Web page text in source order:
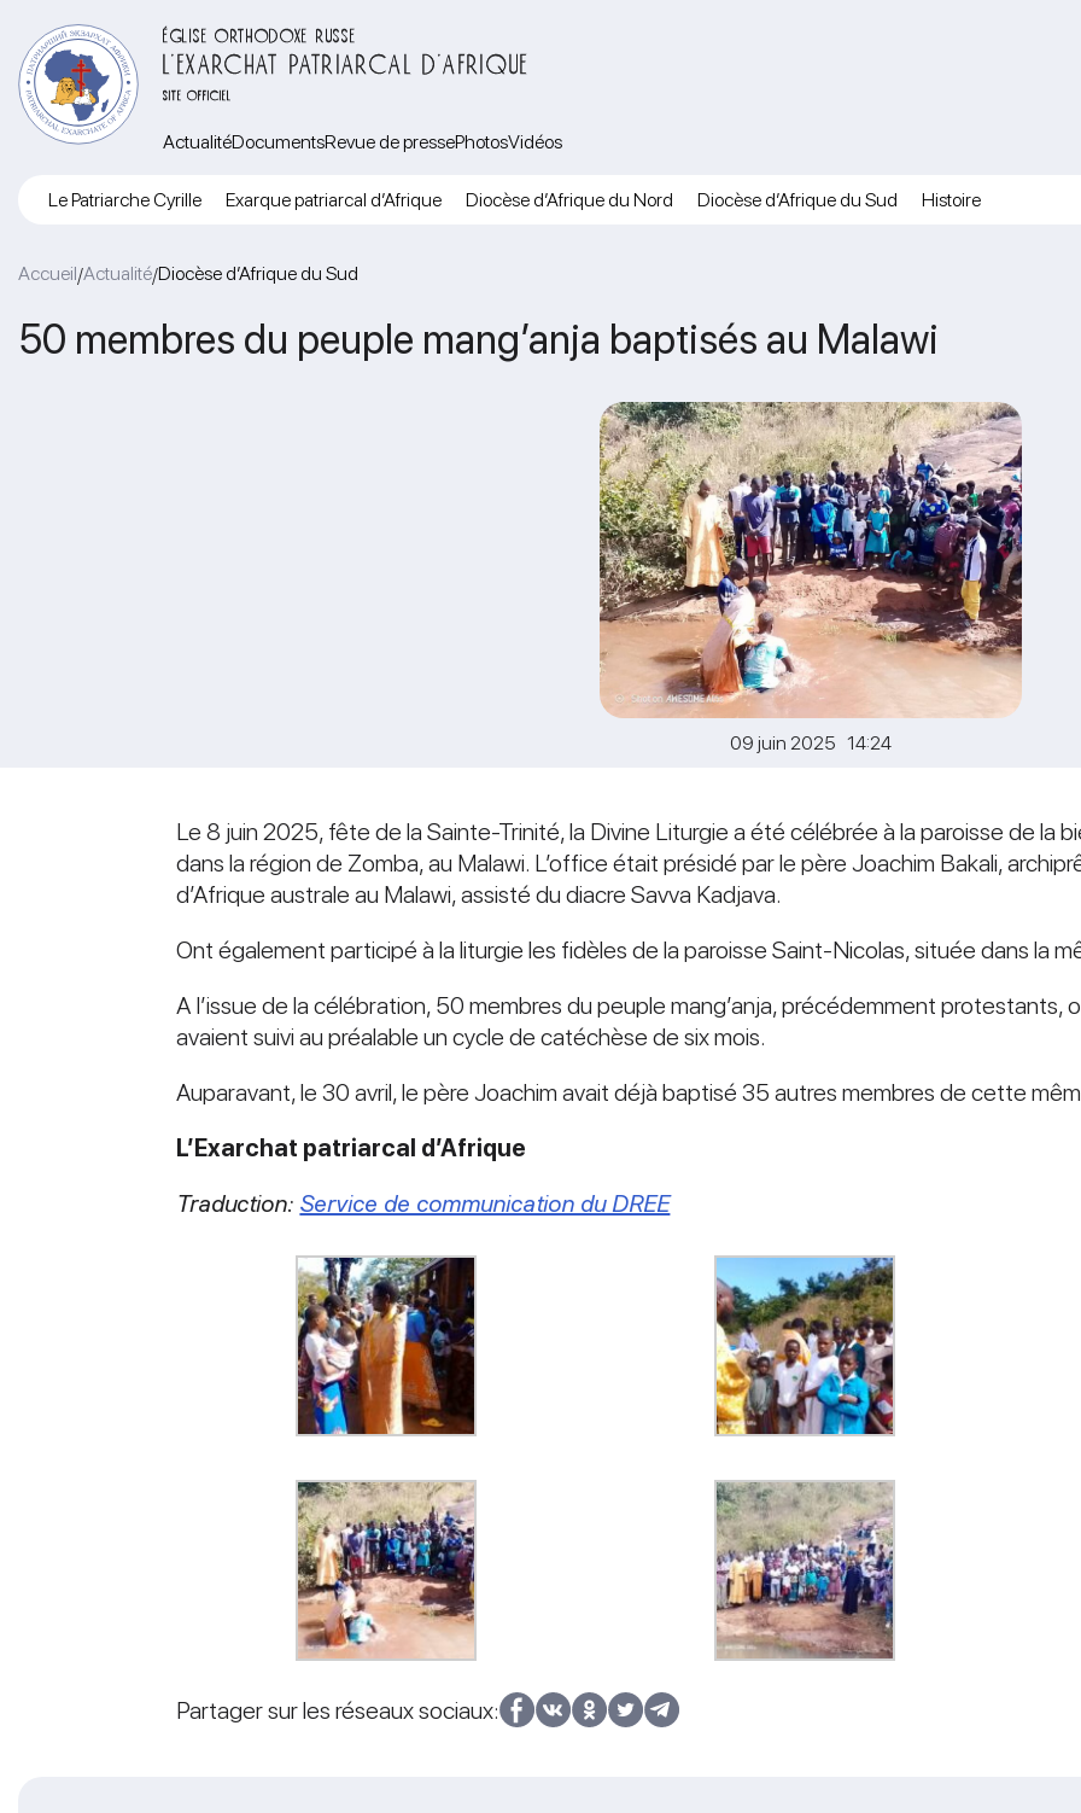
ÉGLISE ORTHODOXE RUSSE
L’EXARCHAT PATRIARCAL D’AFRIQUE
SITE OFFICIEL
ActualitéDocumentsRevue de pressePhotosVidéos
Le Patriarche Cyrille Exarque patriarcal d’Afrique Diocèse d’Afrique du Nord Diocèse d’Afrique du Sud Histoire
Accueil/Actualité/Diocèse d’Afrique du Sud
50 membres du peuple mang’anja baptisés au Malawi
09 juin 2025 14:24
Le 8 juin 2025, fête de la Sainte-Trinité, la Divine Liturgie a été célébrée à la paroisse de la
dans la région de Zomba, au Malawi. L’office était présidé par le père Joachim Bakali,
d’Afrique australe au Malawi, assisté du diacre Savva Kadjava.
Ont également participé à la liturgie les fidèles de la paroisse Saint-Nicolas, située dans la
А l’issue de la célébration, 50 membres du peuple mang’anja, précédemment protestants,
avaient suivi au préalable un cycle de catéchèse de six mois.
Auparavant, le 30 avril, le père Joachim avait déjà baptisé 35 autres membres de cette
L’Exarchat patriarcal d’Afrique
Traduction: Service de communication du DREE
Partager sur les réseaux sociaux: